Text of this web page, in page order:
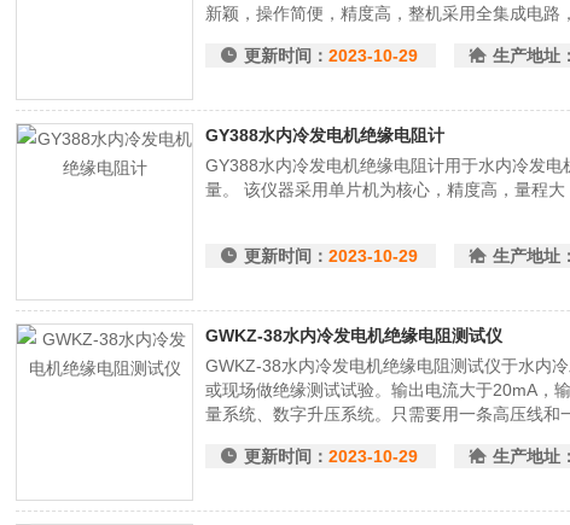
新颖，操作简便，精度高，整机采用全集成电
更新时间： 2023-10-29 生产地址：
GY388水内冷发电机绝缘电阻计
GY388水内冷发电机绝缘电阻计用于水内冷发
量。 该仪器采用单片机为核心，精度高，量程
更新时间： 2023-10-29 生产地址：
GWKZ-38水内冷发电机绝缘电阻测试仪
GWKZ-38水内冷发电机绝缘电阻测试仪于水内
或现场做绝缘测试试验。输出电流大于20mA，
量系统、数字升压系统。只需要用一条高压线
更新时间： 2023-10-29 生产地址：